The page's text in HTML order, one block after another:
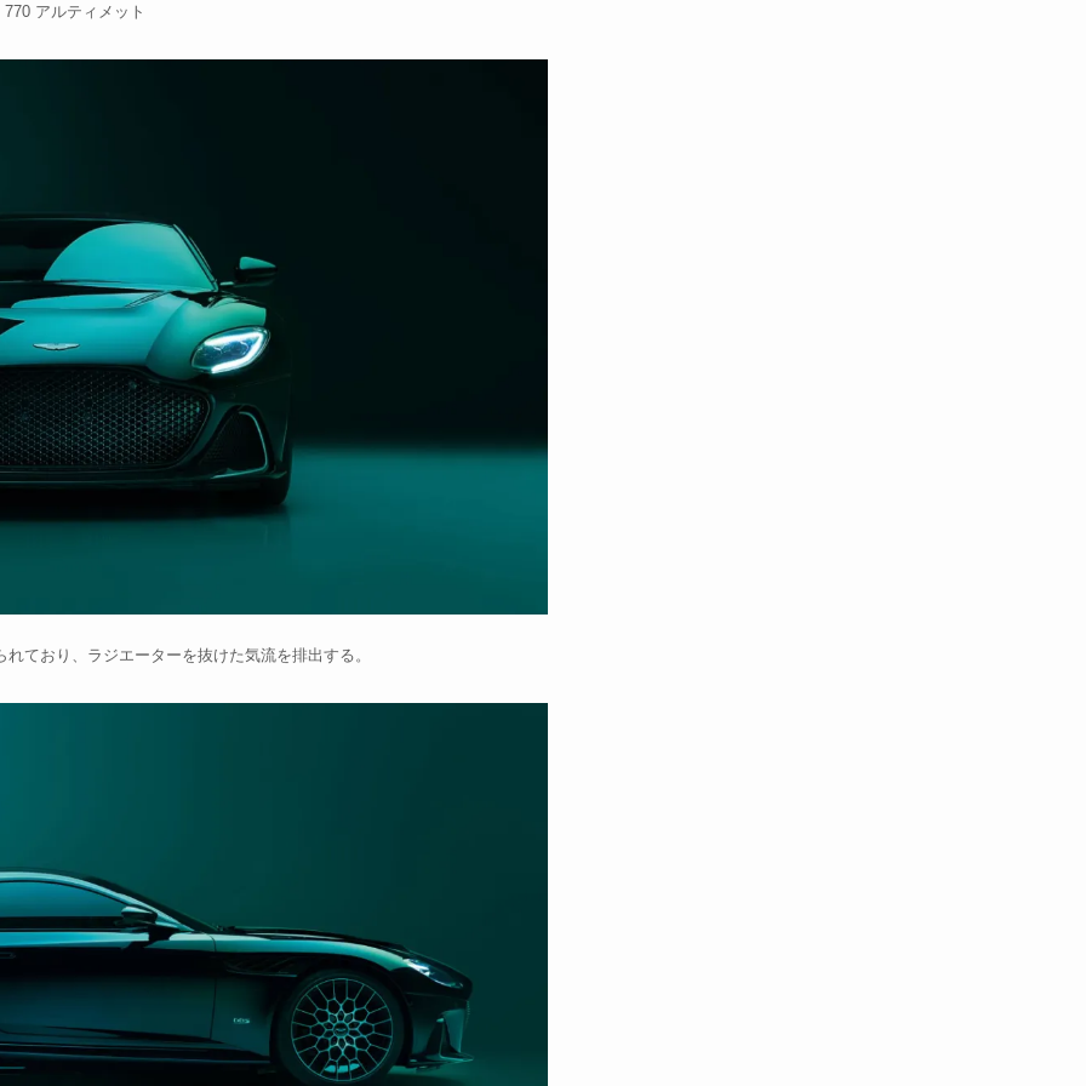
アルティメット
ており、ラジエーターを抜けた気流を排出する。